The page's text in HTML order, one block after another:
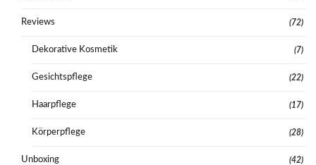
Reviews (72)
Dekorative Kosmetik (7)
Gesichtspflege (22)
Haarpflege (17)
Körperpflege (28)
Unboxing (42)